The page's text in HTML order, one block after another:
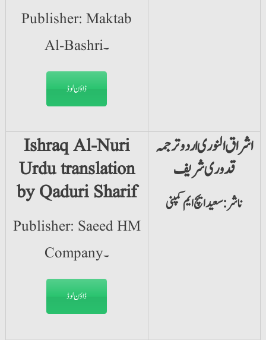
Publisher: Maktab
Al-Bashri۔
ڈاؤن لوڈ
Ishraq Al-Nuri
Urdu translation
by Qaduri Sharif
Publisher: Saeed HM
Company۔
ڈاؤن لوڈ
اشراق النوری اردو ترجمہ
قدوری شریف
ناشر: سعید ایچ ایم کمپنی